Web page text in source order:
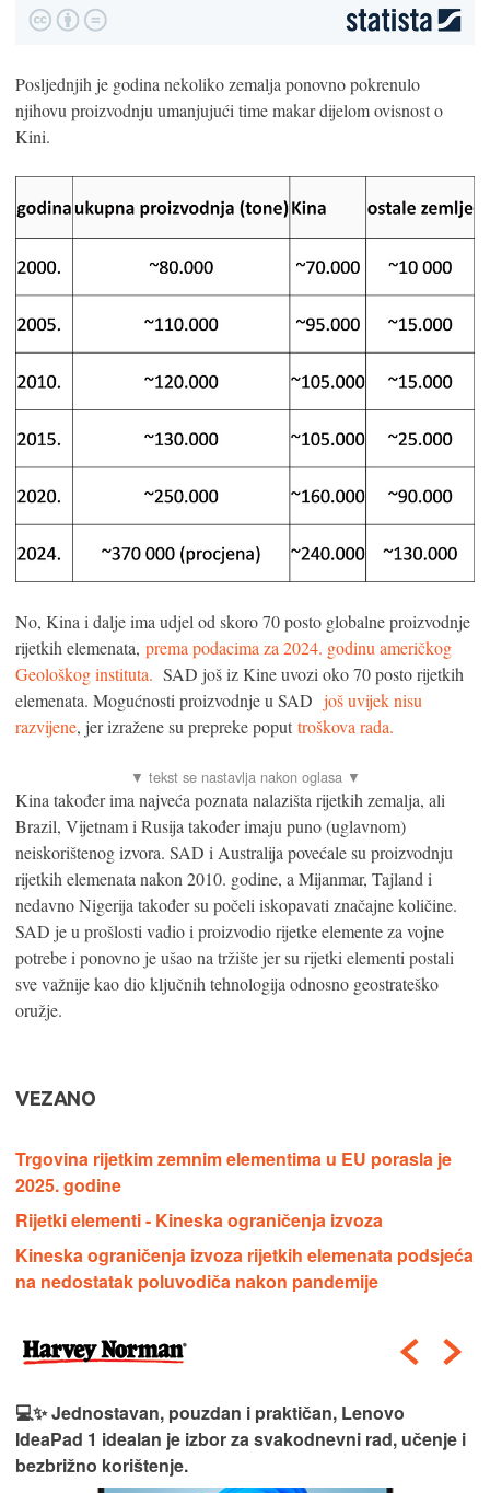
Posljednjih je godina nekoliko zemalja ponovno pokrenulo
njihovu proizvodnju umanjujući time makar dijelom ovisnost o
Kini.
No, Kina i dalje ima udjel od skoro 70 posto globalne proizvodnje
rijetkih elemenata, prema podacima za 2024. godinu američkog
Geološkog instituta. SAD još iz Kine uvozi oko 70 posto rijetkih
elemenata. Mogućnosti proizvodnje u SAD još uvijek nisu
razvijene, jer izražene su prepreke poput troškova rada.
Kina također ima najveća poznata nalazišta rijetkih zemalja, ali
Brazil, Vijetnam i Rusija također imaju puno (uglavnom)
neiskorištenog izvora. SAD i Australija povećale su proizvodnju
rijetkih elemenata nakon 2010. godine, a Mijanmar, Tajland i
nedavno Nigerija također su počeli iskopavati značajne količine.
SAD je u prošlosti vadio i proizvodio rijetke elemente za vojne
potrebe i ponovno je ušao na tržište jer su rijetki elementi postali
sve važnije kao dio ključnih tehnologija odnosno geostrateško
oružje.
VEZANO
Trgovina rijetkim zemnim elementima u EU porasla je
2025. godine
Rijetki elementi - Kineska ograničenja izvoza
Kineska ograničenja izvoza rijetkih elemenata podsjeća
na nedostatak poluvodiča nakon pandemije
💻✨ Jednostavan, pouzdan i praktičan, Lenovo
IdeaPad 1 idealan je izbor za svakodnevni rad, učenje i
bezbrižno korištenje.